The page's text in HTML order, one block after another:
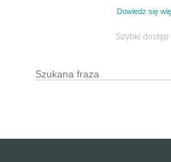
Dowiedz się
Szybki dostęp
Formularz
Wyszukaj